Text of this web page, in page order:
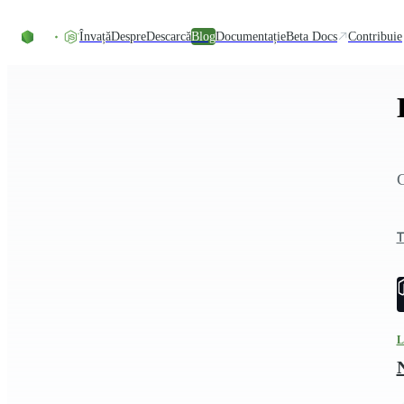
ÎnvațăDespreDescarcăBlogDocumentațieBeta Docs Contribuie